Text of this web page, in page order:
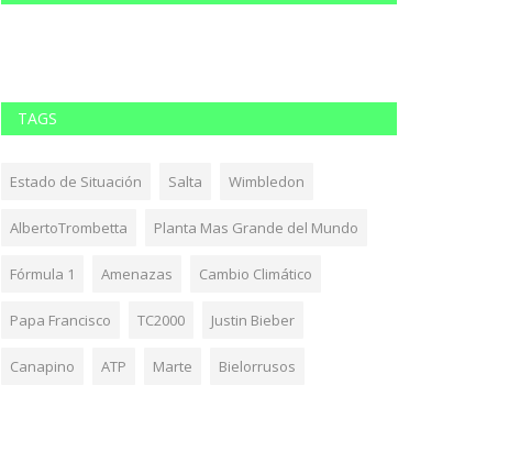
TAGS
Estado de Situación Salta Wimbledon
AlbertoTrombetta Planta Mas Grande del Mundo
Fórmula 1 Amenazas Cambio Climático
Papa Francisco TC2000 Justin Bieber
Canapino ATP Marte Bielorrusos